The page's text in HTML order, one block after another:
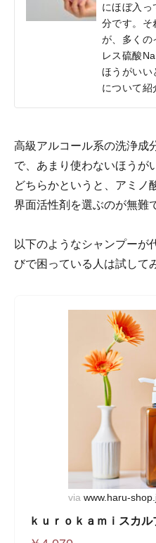
にほぼ入っ
分です。そ
が、多くの
レス硫酸
ほうがいい
について紹
高級アルコール系の洗浄成
で、あまり使わないほうが
どちらかというと、アミノ
界面活性剤を選ぶのが無難
以下のようなシャンプーが
びで困っている人は試して
via www.haru-
ｋｕｒｏｋａｍｉスカル